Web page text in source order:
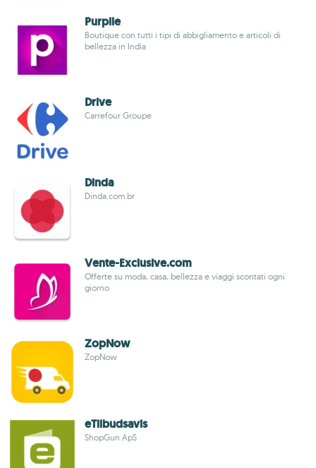
Purplle
Boutique con tutti i tipi di abbigliamento e articoli di
bellezza in India
Drive
Carrefour Groupe
Dinda
Dinda.com.br
Vente-Exclusive.com
Offerte su moda, casa, bellezza e viaggi scontati ogni
giorno
ZopNow
ZopNow
eTilbudsavis
ShopGun ApS